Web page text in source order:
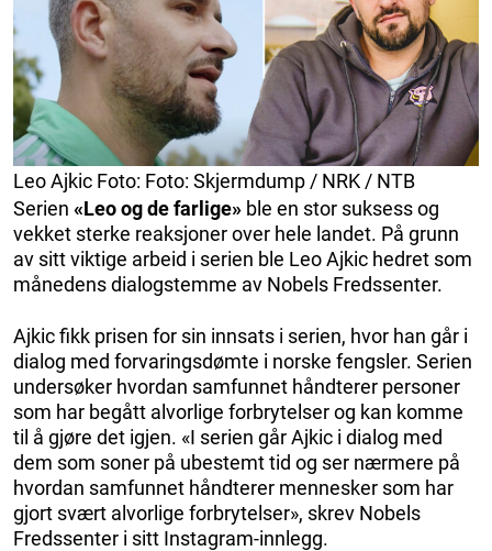
Leo Ajkic Foto: Foto: Skjermdump / NRK / NTB
Serien «Leo og de farlige» ble en stor suksess og
vekket sterke reaksjoner over hele landet. På grunn
av sitt viktige arbeid i serien ble Leo Ajkic hedret som
månedens dialogstemme av Nobels Fredssenter.
Ajkic fikk prisen for sin innsats i serien, hvor han går i
dialog med forvaringsdømte i norske fengsler. Serien
undersøker hvordan samfunnet håndterer personer
som har begått alvorlige forbrytelser og kan komme
til å gjøre det igjen. «I serien går Ajkic i dialog med
dem som soner på ubestemt tid og ser nærmere på
hvordan samfunnet håndterer mennesker som har
gjort svært alvorlige forbrytelser», skrev Nobels
Fredssenter i sitt Instagram-innlegg.